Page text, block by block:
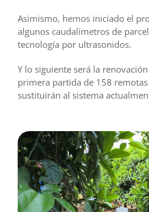
Asimismo, hemos iniciado el
algunos caudalímetros de
tecnología por ultrasonidos.
Y lo siguiente será la
primera partida de 158
sustituirán al sistema